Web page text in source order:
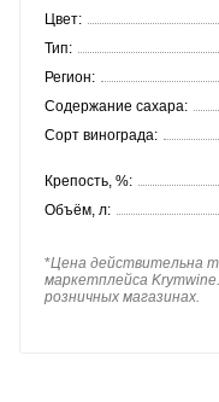
Цвет:
Тип:
Регион:
Содержание сахара:
Сорт винограда:
Крепость, %:
Объём, л:
*Цена действительна
маркетплейса
розничных магазинах.